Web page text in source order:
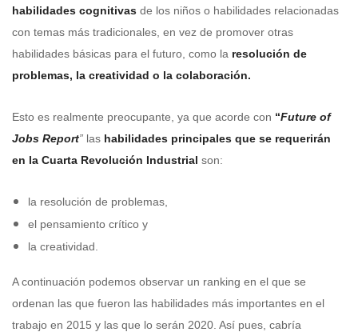
habilidades cognitivas de los niños o habilidades relacionadas
con temas más tradicionales, en vez de promover otras
habilidades básicas para el futuro, como la resolución de
problemas, la creatividad o la colaboración.
Esto es realmente preocupante, ya que acorde con “Future of
Jobs Report” las habilidades principales que se requerirán
en la Cuarta Revolución Industrial son:
la resolución de problemas,
el pensamiento crítico y
la creatividad.
A continuación podemos observar un ranking en el que se
ordenan las que fueron las habilidades más importantes en el
trabajo en 2015 y las que lo serán 2020. Así pues, cabría